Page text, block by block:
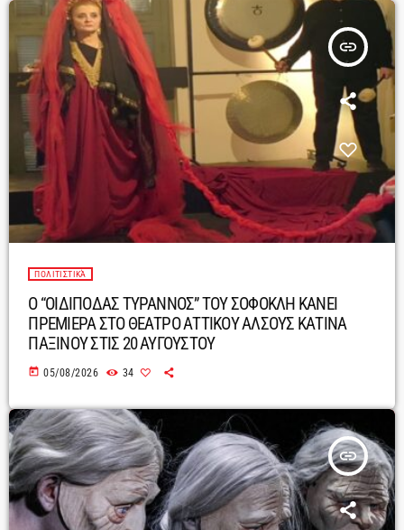
insert_link
ΠΟΛΙΤΙΣΤΙΚΆ
Ο “ΟΙΔΙΠΟΔΑΣ ΤΥΡΑΝΝΟΣ” ΤΟΥ ΣΟΦΟΚΛΗ ΚΑΝΕΙ
ΠΡΕΜΙΕΡΑ ΣΤΟ ΘΕΑΤΡΟ ΑΤΤΙΚΟΥ ΑΛΣΟΥΣ ΚΑΤΙΝΑ
ΠΑΞΙΝΟΥ ΣΤΙΣ 20 ΑΥΓΟΥΣΤΟΥ
today 05/08/2026 34
insert_link